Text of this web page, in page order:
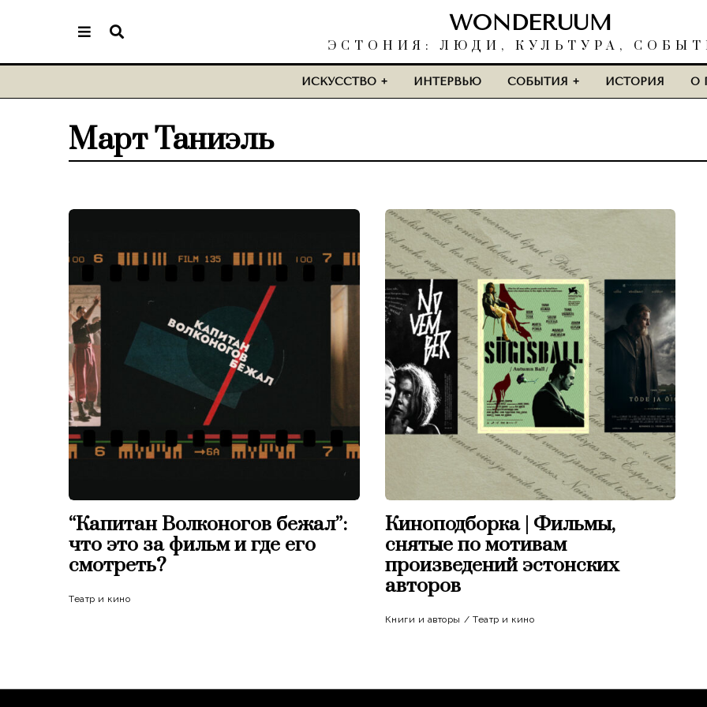
WONDERUUM
ЭСТОНИЯ: ЛЮДИ, КУЛЬТУРА,
ИСКУССТВО ИНТЕРВЬЮ СОБЫТИЯ ИСТОРИЯ О
Март Таниэль
“Капитан Волконогов бежал”:
что это за фильм и где его
смотреть?
Театр и кино
Киноподборка | Фильмы,
снятые по мотивам
произведений эстонских
авторов
Книги и авторы / Театр и кино